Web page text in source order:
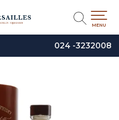
024 -3232008
MENU